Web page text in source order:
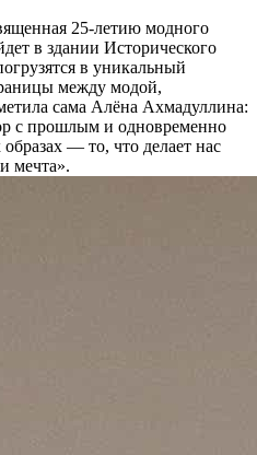
25-летию модного
в здании Исторического
в уникальный
между модой,
сама Алёна Ахмадуллина:
с прошлым и одновременно
— то, что делает нас
мечта».